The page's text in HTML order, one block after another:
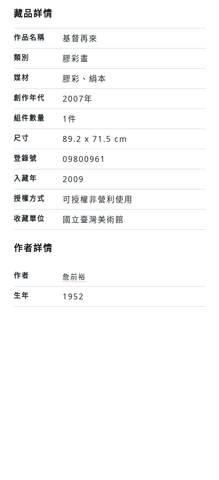
藏品詳情
作品名稱 基督再來
類別 膠彩畫
媒材 膠彩、絹本
創作年代 2007年
組件數量 1件
尺寸 89.2 x 71.5 cm
登錄號 09800961
入藏年 2009
授權方式 可授權非營利使用
收藏單位 國立臺灣美術館
作者詳情
作者
詹前裕
生年
1952